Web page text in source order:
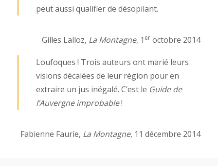
peut aussi qualifier de désopilant.
Gilles Lalloz, La Montagne, 1 er octobre 2014
Loufoques ! Trois auteurs ont marié leurs
visions décalées de leur région pour en
extraire un jus inégalé. C’est le Guide de
l’Auvergne improbable!
Fabienne Faurie, La Montagne, 11 décembre 2014